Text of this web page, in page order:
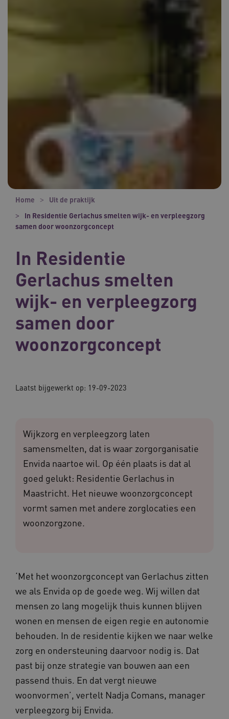
Home
Uit de praktijk
In Residentie Gerlachus smelten wijk- en verpleegzorg
samen door woonzorgconcept
In Residentie
Gerlachus smelten
wijk- en verpleegzorg
samen door
woonzorgconcept
Laatst bijgewerkt op: 19-09-2023
Wijkzorg en verpleegzorg laten
samensmelten, dat is waar zorgorganisatie
Envida naartoe wil. Op één plaats is dat al
goed gelukt: Residentie Gerlachus in
Maastricht. Het nieuwe woonzorgconcept
vormt samen met andere zorglocaties een
woonzorgzone.
‘Met het woonzorgconcept van Gerlachus zitten
we als Envida op de goede weg. Wij willen dat
mensen zo lang mogelijk thuis kunnen blijven
wonen en mensen de eigen regie en autonomie
behouden. In de residentie kijken we naar welke
zorg en ondersteuning daarvoor nodig is. Dat
past bij onze strategie van bouwen aan een
passend thuis. En dat vergt nieuwe
woonvormen’, vertelt Nadja Comans, manager
verpleegzorg bij Envida.